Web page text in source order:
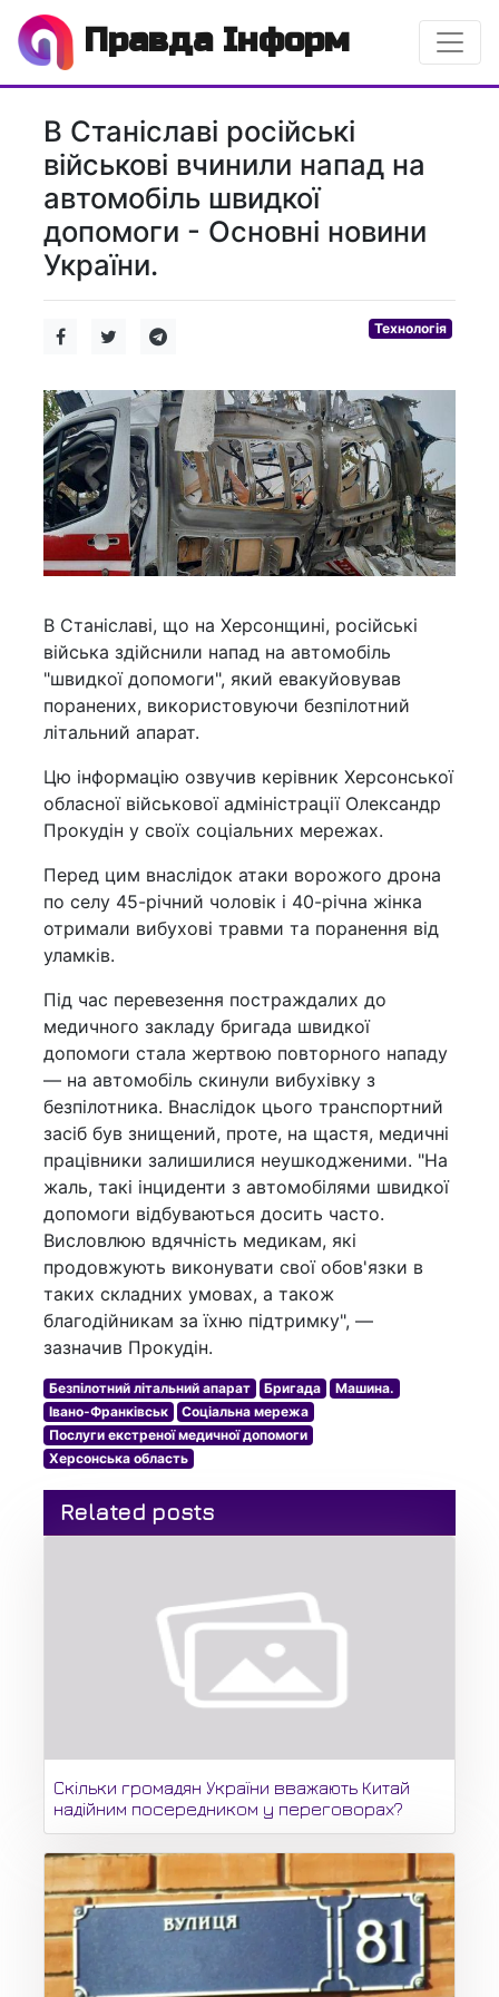
Правда Інформ
В Станіславі російські
військові вчинили напад на
автомобіль швидкої
допомоги - Основні новини
України.
Технологія
В Станіславі, що на Херсонщині, російські
війська здійснили напад на автомобіль
"швидкої допомоги", який евакуйовував
поранених, використовуючи безпілотний
літальний апарат.
Цю інформацію озвучив керівник Херсонської
обласної військової адміністрації Олександр
Прокудін у своїх соціальних мережах.
Перед цим внаслідок атаки ворожого дрона
по селу 45-річний чоловік і 40-річна жінка
отримали вибухові травми та поранення від
уламків.
Під час перевезення постраждалих до
медичного закладу бригада швидкої
допомоги стала жертвою повторного нападу
— на автомобіль скинули вибухівку з
безпілотника. Внаслідок цього транспортний
засіб був знищений, проте, на щастя, медичні
працівники залишилися неушкодженими. "На
жаль, такі інциденти з автомобілями швидкої
допомоги відбуваються досить часто.
Висловлюю вдячність медикам, які
продовжують виконувати свої обов'язки в
таких складних умовах, а також
благодійникам за їхню підтримку", —
зазначив Прокудін.
Безпілотний літальний апарат Бригада
Машина.
Івано-Франківськ
Соціальна мережа
Послуги екстреної медичної допомоги
Херсонська область
Related posts
Скільки громадян України вважають Китай
надійним посередником у переговорах?